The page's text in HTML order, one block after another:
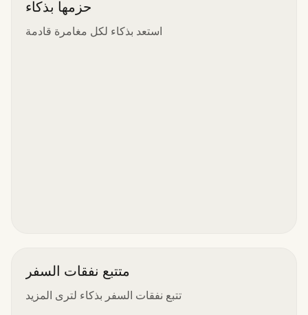
حزمها بذكاء
استعد بذكاء لكل مغامرة قادمة
متتبع نفقات السفر
تتبع نفقات السفر بذكاء لترى المزيد